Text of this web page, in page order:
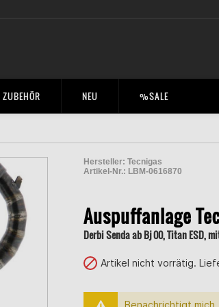
ZUBEHÖR NEU %SALE
Hersteller: Tecnigas
Artikel-Nr.: LBM-0616870
Auspuffanlage
Derbi Senda ab Bj 00, Titan ESD,
Artikel nicht vorrätig.
Benachrichtigt